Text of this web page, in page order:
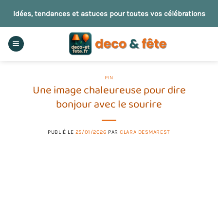
contenu
Idées, tendances et astuces pour toutes vos célébrations
PIN
Une image chaleureuse pour dire
bonjour avec le sourire
PUBLIÉ LE 25/01/2026 PARCLARA DESMAREST